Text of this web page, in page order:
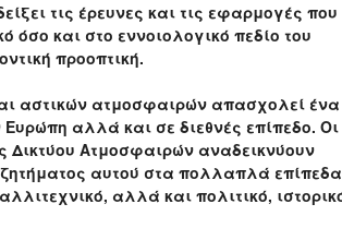
τις έρευνες και τις εφαρμογές που
όσο και στο εννοιολογικό πεδίο του
προοπτική.
αστικών ατμοσφαιρών απασχολεί ένα
αλλά και σε διεθνές επίπεδο. Οι
Δικτύου Ατμοσφαιρών αναδεικνύουν
αυτού στα πολλαπλά επίπεδα
αλλά και πολιτικό,